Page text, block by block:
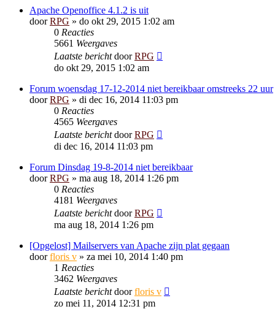
Apache Openoffice 4.1.2 is uit
doorRPG » do okt 29, 2015 1:02 am
0 Reacties
5661 Weergaves
Laatste berichtdoorRPG
do okt 29, 2015 1:02 am
Forum woensdag 17-12-2014 niet bereikbaar omstreeks 22 uur
doorRPG » di dec 16, 2014 11:03 pm
0 Reacties
4565 Weergaves
Laatste berichtdoorRPG
di dec 16, 2014 11:03 pm
Forum Dinsdag 19-8-2014 niet bereikbaar
doorRPG » ma aug 18, 2014 1:26 pm
0 Reacties
4181 Weergaves
Laatste berichtdoorRPG
ma aug 18, 2014 1:26 pm
[Opgelost] Mailservers van Apache zijn plat gegaan
doorfloris v » za mei 10, 2014 1:40 pm
1 Reacties
3462 Weergaves
Laatste berichtdoorfloris v
zo mei 11, 2014 12:31 pm